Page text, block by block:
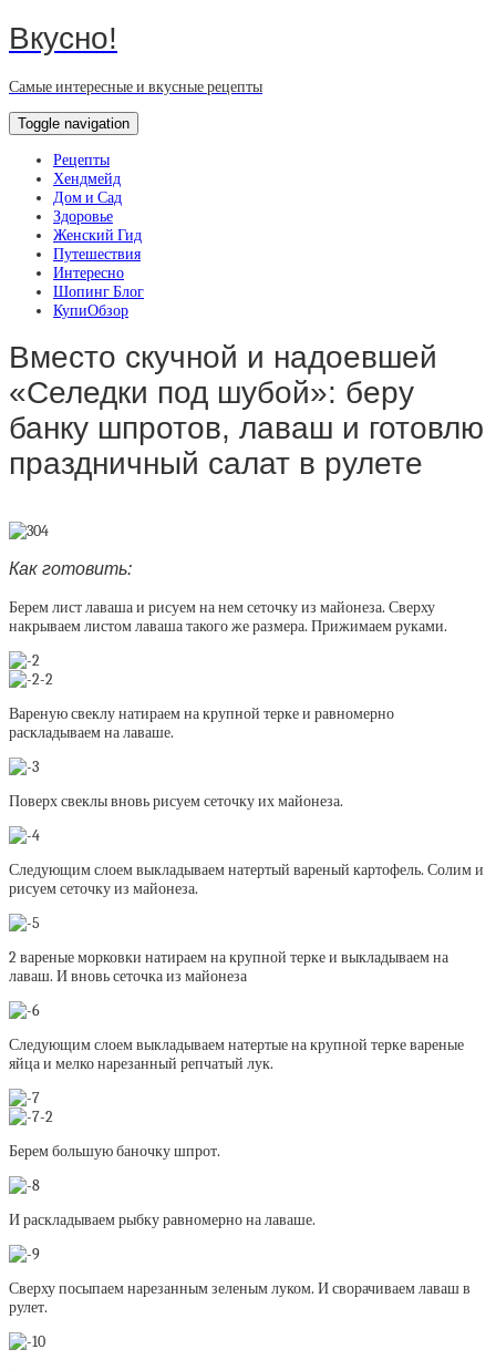
Вкусно!
Самые интересные и вкусные рецепты
Toggle navigation
Рецепты
Хендмейд
Дом и Сад
Здоровье
Женский Гид
Путешествия
Интересно
Шопинг Блог
КупиОбзор
Вместо скучной и надоевшей
«Селедки под шубой»: беру
банку шпротов, лаваш и готовлю
праздничный салат в рулете
Как готовить:
Берем лист лаваша и рисуем на нем сеточку из майонеза. Сверху
накрываем листом лаваша такого же размера. Прижимаем руками.
Вареную свеклу натираем на крупной терке и равномерно
раскладываем на лаваше.
Поверх свеклы вновь рисуем сеточку их майонеза.
Следующим слоем выкладываем натертый вареный картофель. Солим и
рисуем сеточку из майонеза.
2 вареные морковки натираем на крупной терке и выкладываем на
лаваш. И вновь сеточка из майонеза
Следующим слоем выкладываем натертые на крупной терке вареные
яйца и мелко нарезанный репчатый лук.
Берем большую баночку шпрот.
И раскладываем рыбку равномерно на лаваше.
Сверху посыпаем нарезанным зеленым луком. И сворачиваем лаваш в
рулет.